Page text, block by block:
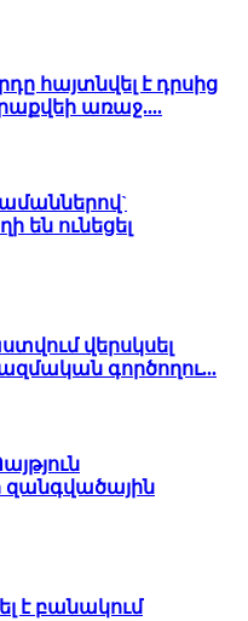
հայտնվել է դրսից
առաջ....
են ունեցել
վերսկսել
գործողու...
զանգվածային
է բանակում